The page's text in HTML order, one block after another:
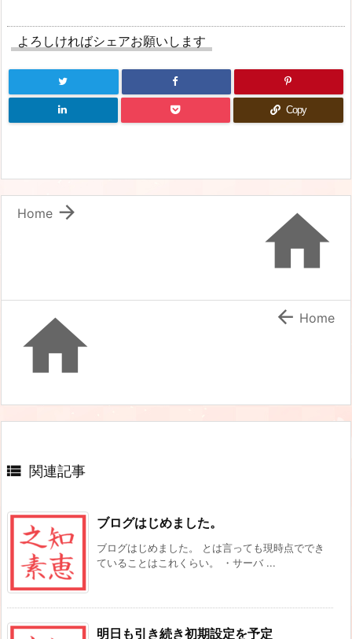
よろしければシェアお願いします
Copy


Home
  Home
 関連記事
ブログはじめました。
ブログはじめました。 とは言っても現時点ででき
ていることはこれくらい。 ・サーバ ...
明日も引き続き初期設定を予定